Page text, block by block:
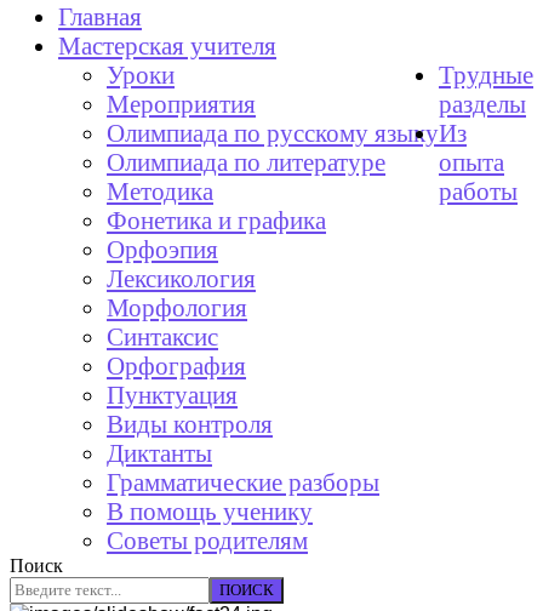
Главная
Мастерская учителя
Уроки
Мероприятия
Олимпиада по русскому языку
Олимпиада по литературе
Методика
Трудные
разделы
Фонетика и графика
Орфоэпия
Лексикология
Морфология
Синтаксис
Орфография
Пунктуация
Из
опыта
работы
Виды контроля
Диктанты
Грамматические разборы
В помощь ученику
Советы родителям
Поиск
ПОИСК